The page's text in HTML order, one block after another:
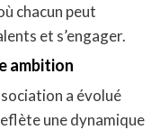
chacun peut
et s’engager.
ambition
a évolué
une dynamique